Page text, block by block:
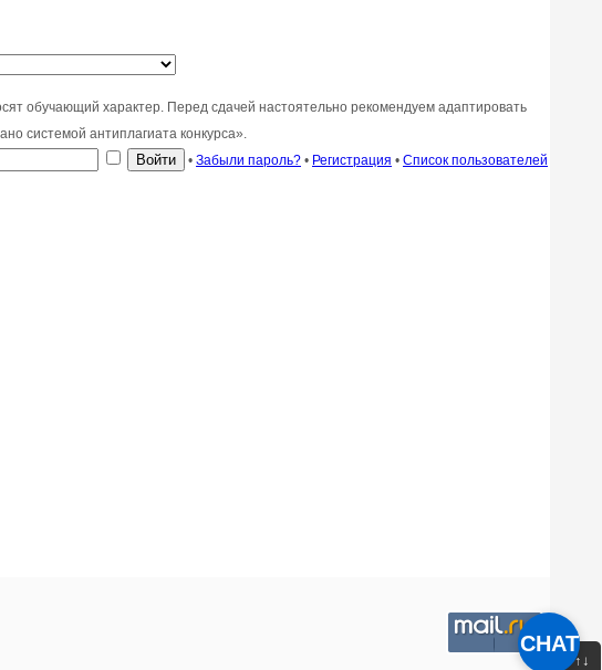
↑↓
обучающий характер. Перед сдачей настоятельно рекомендуем адаптировать
системой антиплагиата конкурса».
• Забыли пароль? • Регистрация • Список пользователей
CHAT